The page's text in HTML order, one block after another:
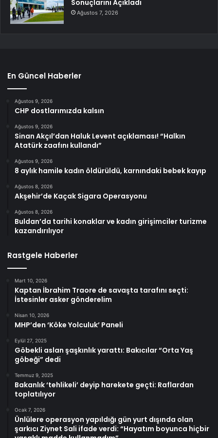
Sonuçlarını Açıkladı
Ağustos 7, 2026
En Güncel Haberler
Ağustos 9, 2026
CHP dostlarımızda kalsın
Ağustos 9, 2026
Sinan Akçıl’dan Haluk Levent açıklaması! “Halkın
Atatürk zaafını kullandı”
Ağustos 9, 2026
8 aylık hamile kadın öldürüldü, karnındaki bebek kayıp
Ağustos 8, 2026
Akşehir’de Kaçak Sigara Operasyonu
Ağustos 8, 2026
Buldan’da tarihi konaklar ve kadın girişimciler turizme
kazandırılıyor
Rastgele Haberler
Mart 10, 2026
Kaptan İbrahim Traore de savaşta tarafını seçti:
İstesinler asker gönderelim
Nisan 10, 2026
MHP’den ‘Köke Yolculuk’ Paneli
Eylül 27, 2025
Göbekli aslan şaşkınlık yarattı: Bakıcılar “Orta Yaş
göbeği” dedi
Temmuz 9, 2025
Bakanlık ‘tehlikeli’ deyip harekete geçti: Raflardan
toplatılıyor
Ocak 7, 2026
Ünlülere operasyon yapıldığı gün yurt dışında olan
şarkıcı Ziynet Sali ifade verdi: “Hayatım boyunca hiçbir